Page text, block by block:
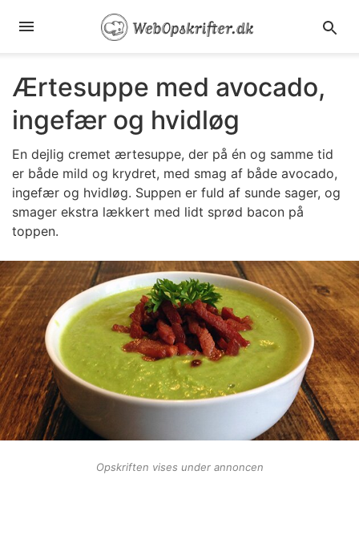
Ærtesuppe med avocado,
ingefær og hvidløg
En dejlig cremet ærtesuppe, der på én og samme tid
er både mild og krydret, med smag af både avocado,
ingefær og hvidløg. Suppen er fuld af sunde sager, og
smager ekstra lækkert med lidt sprød bacon på
toppen.
Opskriften vises under annoncen